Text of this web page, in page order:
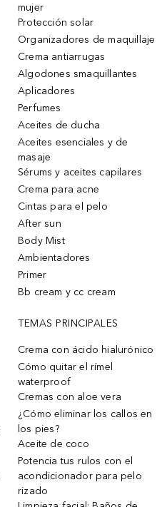
mujer
Protección solar
Organizadores de maquillaje
Crema antiarrugas
Algodones smaquillantes
Aplicadores
Perfumes
Aceites de ducha
Aceites esenciales y de
masaje
Sérums y aceites capilares
Crema para acne
Cintas para el pelo
After sun
Body Mist
Ambientadores
Primer
Bb cream y cc cream
TEMAS PRINCIPALES
Crema con ácido hialurónico
Cómo quitar el rímel
waterproof
Cremas con aloe vera
¿Cómo eliminar los callos en
los pies?
Aceite de coco
Potencia tus rulos con el
acondicionador para pelo
rizado